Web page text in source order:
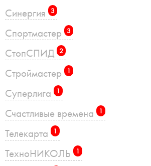
Синергия 3
Спортмастер 3
СтопСПИД 2
Строймастер 1
Суперлига 1
Счастливые времена 1
Телекарта 1
ТехноНИКОЛЬ 1